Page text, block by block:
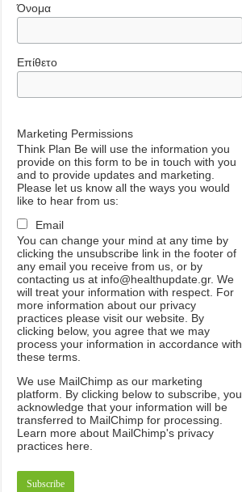
Όνομα
Επίθετο
Marketing Permissions
Think Plan Be will use the information you
provide on this form to be in touch with you
and to provide updates and marketing.
Please let us know all the ways you would
like to hear from us:
Email
You can change your mind at any time by
clicking the unsubscribe link in the footer of
any email you receive from us, or by
contacting us at info@healthupdate.gr. We
will treat your information with respect. For
more information about our privacy
practices please visit our website. By
clicking below, you agree that we may
process your information in accordance with
these terms.
We use MailChimp as our marketing
platform
By clicking below to subscribe ,you
acknowledge that your information will be
transferred to MailChimp for processing
Learn more about MailChimp's privacy
practices here